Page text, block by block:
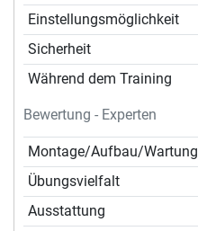
Einstellungsmöglichkeit
Sicherheit
Während dem Training
Bewertung - Experten
Montage/Aufbau/Wartung
Übungsvielfalt
Ausstattung